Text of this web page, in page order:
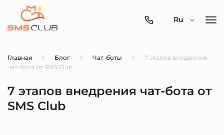
0800-
Ru
Главная Блог Чат-боты
7 этапов внедрения
чат-бота от SMS Club
7 этапов внедрения чат-бота от
SMS Club